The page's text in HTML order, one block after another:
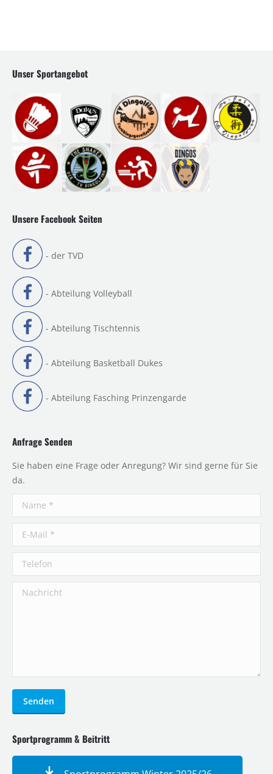
Unser Sportangebot
Unsere Facebook Seiten
- der TVD
- Abteilung Volleyball
- Abteilung Tischtennis
- Abteilung Basketball Dukes
- Abteilung Fasching Prinzengarde
Anfrage Senden
Sie haben eine Frage oder Anregung? Wir sind gerne für Sie
da.
Name *
E-Mail *
Telefon
Nachricht
Senden
Sportprogramm & Beitritt